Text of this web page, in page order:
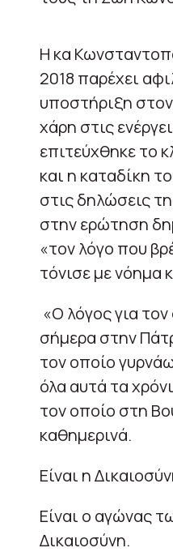
Η κα
2018 παρέχει
υποστήριξη
χάρη στις
επιτεύχθηκε το
και η καταδίκη
στις δηλώσεις
στην ερώτηση
«τον λόγο που
τόνισε με νόημα
«Ο λόγος για
σήμερα στην
τον οποίο
όλα αυτά τα
τον οποίο στη
καθημερινά.
Είναι η
Είναι ο αγώνας
Δικαιοσύνη.